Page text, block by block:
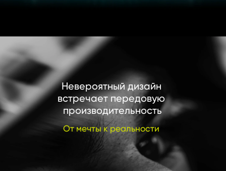
От мечты к реальности
Невероятный дизайн
встречает передовую
производительность